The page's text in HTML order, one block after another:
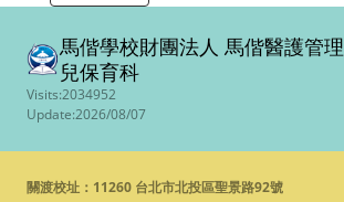
馬偕學校財團法人 馬偕醫護管
兒保育科
Visits:2034952
Update:2026/08/07
關渡校址：11260 台北市北投區聖景路92號